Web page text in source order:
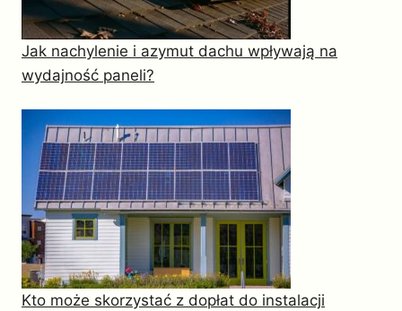
Jak nachylenie i azymut dachu wpływają na
wydajność paneli?
Kto może skorzystać z dopłat do instalacji